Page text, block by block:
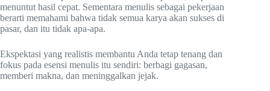
menuntut hasil cepat. Sementara menulis sebagai pekerjaan
berarti memahami bahwa tidak semua karya akan sukses di
pasar, dan itu tidak apa-apa.
Ekspektasi yang realistis membantu Anda tetap tenang dan
fokus pada esensi menulis itu sendiri: berbagi gagasan,
memberi makna, dan meninggalkan jejak.